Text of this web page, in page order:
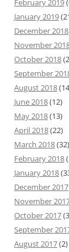
February 2019
January 2019
December 2018
November
October 2018
September
August 2018
June 2018(12)
May 2018(13)
April 2018(22)
March 2018(32)
February 2018
January 2018
December 2017
November
October 2017
September
August 2017(2)